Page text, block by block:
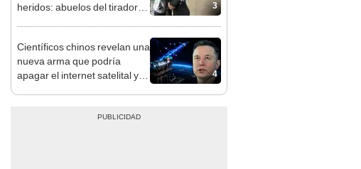
3
heridos: abuelos del tirador
4
Científicos chinos revelan una
nueva arma que podría
apagar el internet satelital y